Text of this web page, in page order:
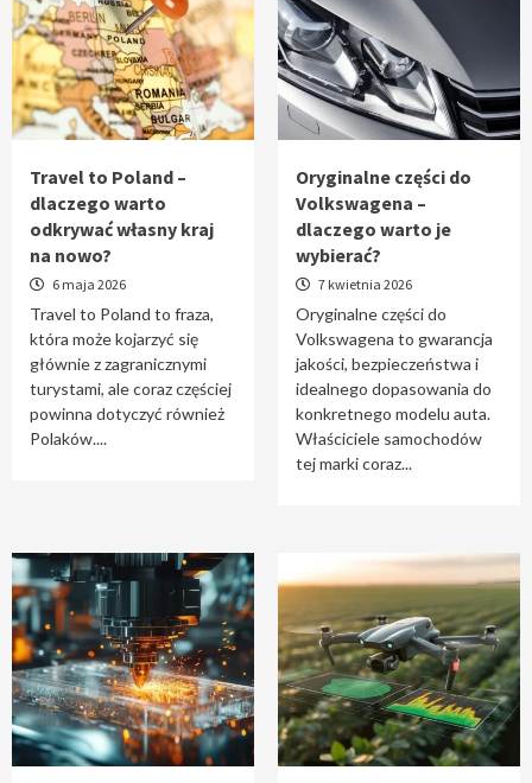
4
5
Tworzenie aplikacji internetowych – jak
powstają nowoczesne rozwiązania cyfrowe
1
Travel to Poland – dlaczego warto odkrywać
własny kraj na nowo?
2
Oryginalne części do Volkswagena –
dlaczego warto je wybierać?
Cięcie laserem i frezowanie CNC –
4
Czy sztuczna inteligencja wyprze pracę
geodety w przyszłości?
Tworzenie aplikacji internetowych – jak
powstają nowoczesne rozwiązania cyfrowe
Travel to Poland –
dlaczego warto
odkrywać własny kraj
na nowo?
6 maja 2026
Travel to Poland to fraza,
która może kojarzyć się
głównie z zagranicznymi
turystami, ale coraz częściej
powinna dotyczyć również
Polaków....
Oryginalne części do
Volkswagena –
dlaczego warto je
wybierać?
7 kwietnia 2026
Oryginalne części do
Volkswagena to gwarancja
jakości, bezpieczeństwa i
idealnego dopasowania do
konkretnego modelu auta.
Właściciele samochodów
tej marki coraz...